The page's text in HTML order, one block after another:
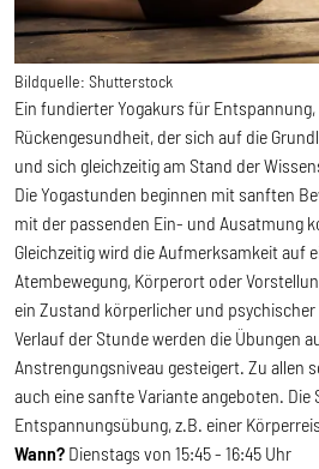
Bildquelle: Shutterstock
Ein fundierter Yogakurs für
Rückengesundheit, der sich auf die
und sich gleichzeitig am Stand der
Die Yogastunden beginnen mit sanften
mit der passenden Ein- und Ausatmung
Gleichzeitig wird die Aufmerksamkeit auf
Atembewegung, Körperort oder
ein Zustand körperlicher und
Verlauf der Stunde werden die Übungen
Anstrengungsniveau gesteigert. Zu allen
auch eine sanfte Variante angeboten.
Entspannungsübung, z.B. einer
Wann? Dienstags von 15:45 - 16:45 Uhr